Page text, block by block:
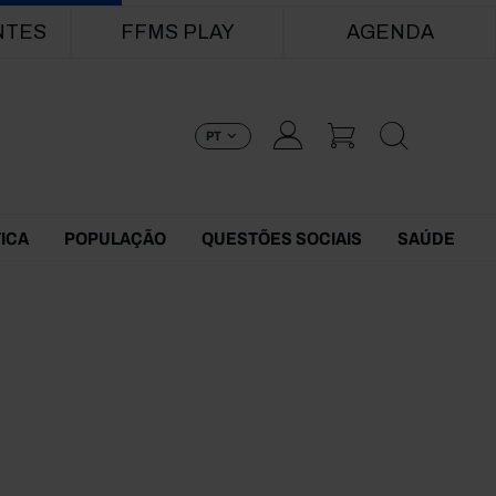
FFMS PLAY AGENDA
PT
POPULAÇÃO QUESTÕES SOCIAIS SAÚDE